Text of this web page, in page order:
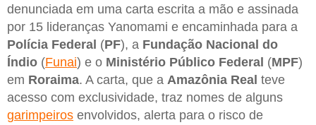
denunciada em uma carta escrita a mão e assinada
por 15 lideranças Yanomami e encaminhada para a
Polícia Federal (PF), a Fundação Nacional do
Índio (Funai) e o Ministério Público Federal (MPF)
em Roraima. A carta, que a Amazônia Real teve
acesso com exclusividade, traz nomes de alguns
garimpeiros envolvidos, alerta para o risco de